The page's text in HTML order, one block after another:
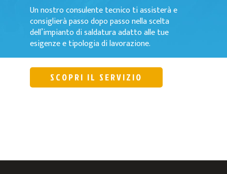
Un nostro consulente tecnico ti assisterà e
consiglierà passo dopo passo nella scelta
dell’impianto di saldatura adatto alle tue
esigenze e tipologia di lavorazione.
SCOPRI IL SERVIZIO